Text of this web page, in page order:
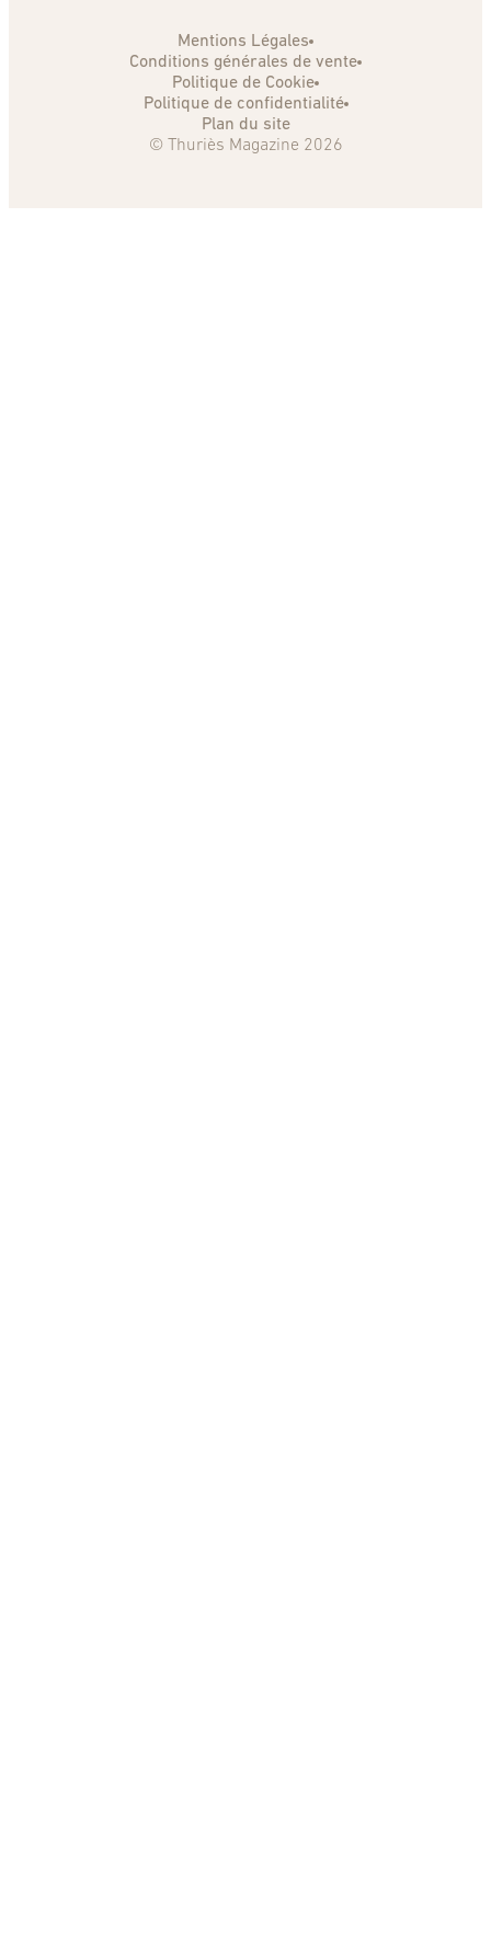
Mentions Légales
Conditions générales de vente
Politique de Cookie
Politique de confidentialité
Plan du site
© Thuriès Magazine 2026